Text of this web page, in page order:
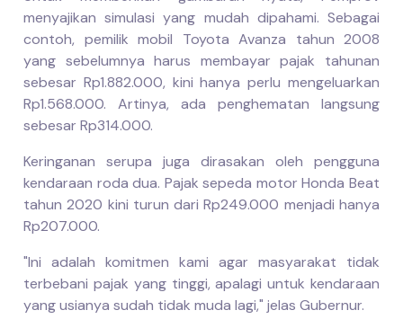
menyajikan simulasi yang mudah dipahami. Sebagai
contoh, pemilik mobil Toyota Avanza tahun 2008
yang sebelumnya harus membayar pajak tahunan
sebesar Rp1.882.000, kini hanya perlu mengeluarkan
Rp1.568.000. Artinya, ada penghematan langsung
sebesar Rp314.000.
Keringanan serupa juga dirasakan oleh pengguna
kendaraan roda dua. Pajak sepeda motor Honda Beat
tahun 2020 kini turun dari Rp249.000 menjadi hanya
Rp207.000.
"Ini adalah komitmen kami agar masyarakat tidak
terbebani pajak yang tinggi, apalagi untuk kendaraan
yang usianya sudah tidak muda lagi," jelas Gubernur.